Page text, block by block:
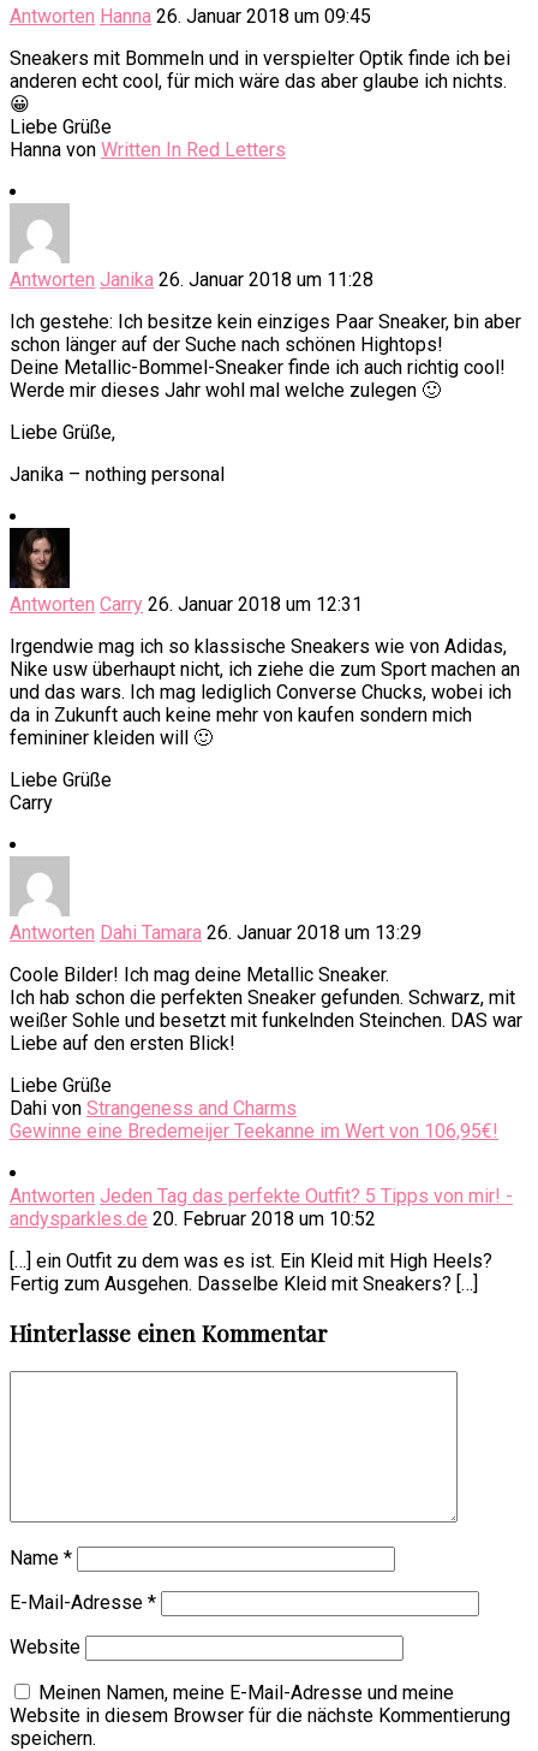
Antworten Hanna 26. Januar 2018 um 09:45
Sneakers mit Bommeln und in verspielter Optik finde ich bei
anderen echt cool, für mich wäre das aber glaube ich nichts.
😀
Liebe Grüße
Hanna von Written In Red Letters
Antworten Janika 26. Januar 2018 um 11:28
Ich gestehe: Ich besitze kein einziges Paar Sneaker, bin aber
schon länger auf der Suche nach schönen Hightops!
Deine Metallic-Bommel-Sneaker finde ich auch richtig cool!
Werde mir dieses Jahr wohl mal welche zulegen 🙂
Liebe Grüße,
Janika – nothing personal
Antworten Carry 26. Januar 2018 um 12:31
Irgendwie mag ich so klassische Sneakers wie von Adidas,
Nike usw überhaupt nicht, ich ziehe die zum Sport machen an
und das wars. Ich mag lediglich Converse Chucks, wobei ich
da in Zukunft auch keine mehr von kaufen sondern mich
femininer kleiden will 🙂
Liebe Grüße
Carry
Antworten Dahi Tamara 26. Januar 2018 um 13:29
Coole Bilder! Ich mag deine Metallic Sneaker.
Ich hab schon die perfekten Sneaker gefunden. Schwarz, mit
weißer Sohle und besetzt mit funkelnden Steinchen. DAS war
Liebe auf den ersten Blick!
Liebe Grüße
Dahi von Strangeness and Charms
Gewinne eine Bredemeijer Teekanne im Wert von 106,95€!
Antworten Jeden Tag das perfekte Outfit? 5 Tipps von mir! -
andysparkles.de 20. Februar 2018 um 10:52
[…] ein Outfit zu dem was es ist. Ein Kleid mit High Heels?
Fertig zum Ausgehen. Dasselbe Kleid mit Sneakers? […]
Hinterlasse einen Kommentar
Name *
E-Mail-Adresse *
Website
Meinen Namen, meine E-Mail-Adresse und meine
Website in diesem Browser für die nächste Kommentierung
speichern.